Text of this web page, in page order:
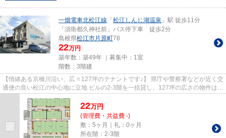
一畑電車北松江線 「 松江しんじ湖温泉 」駅 徒歩11分
「須衛都久神社前」バス停下車 徒歩2分
島根県松江市片原町78
22万円
築年数：築49年 ｜募集中： 1室
階数：3階建
【情緒ある京橋川沿い、広々127坪のテナントです♪】 県庁や警察署などが近く交
通便の良い松江の中心地に立地 ビルの2-3階を一括貸し、127坪の広さの物件は多
22万円
(管理費・共益費 -)
敷：5ヶ月｜礼：0ヶ月
所在階：2-3階